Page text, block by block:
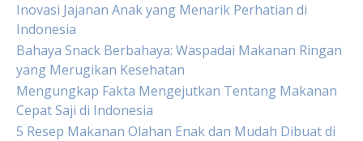
Inovasi Jajanan Anak yang Menarik Perhatian di
Indonesia
Bahaya Snack Berbahaya: Waspadai Makanan Ringan
yang Merugikan Kesehatan
Mengungkap Fakta Mengejutkan Tentang Makanan
Cepat Saji di Indonesia
5 Resep Makanan Olahan Enak dan Mudah Dibuat di